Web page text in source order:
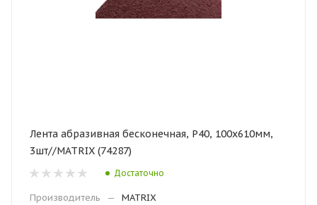
Лента абразивная бесконечная, Р40, 100х610мм,
3шт//MATRIX (74287)
Достаточно
Производитель —
MATRIX